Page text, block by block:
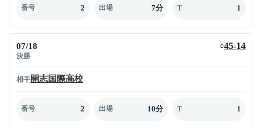
番号 2 出場 7分 T 1
07/18
決勝
○45-14
相手開志国際高校
番号 2 出場 10分 T 1